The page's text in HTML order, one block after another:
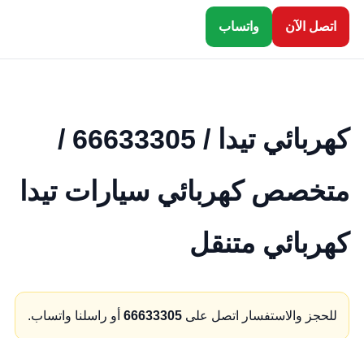
اتصل الآن واتساب
كهربائي تيدا / 66633305 /
متخصص كهربائي سيارات تيدا
كهربائي متنقل
للحجز والاستفسار اتصل على 66633305أو راسلنا واتساب.